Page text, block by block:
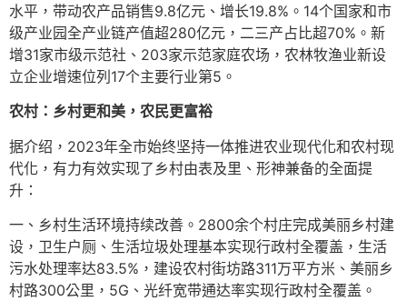
水平，带动农产品销售9.8亿元、增长19.8%。14个国家和市
级产业园全产业链产值超280亿元，二三产占比超70%。新
增31家市级示范社、203家示范家庭农场，农林牧渔业新设
立企业增速位列17个主要行业第5。
农村：乡村更和美，农民更富裕
据介绍，2023年全市始终坚持一体推进农业现代化和农村现
代化，有力有效实现了乡村由表及里、形神兼备的全面提
升：
一、乡村生活环境持续改善。2800余个村庄完成美丽乡村建
设，卫生户厕、生活垃圾处理基本实现行政村全覆盖，生活
污水处理率达83.5%，建设农村街坊路311万平方米、美丽乡
村路300公里，5G、光纤宽带通达率实现行政村全覆盖。